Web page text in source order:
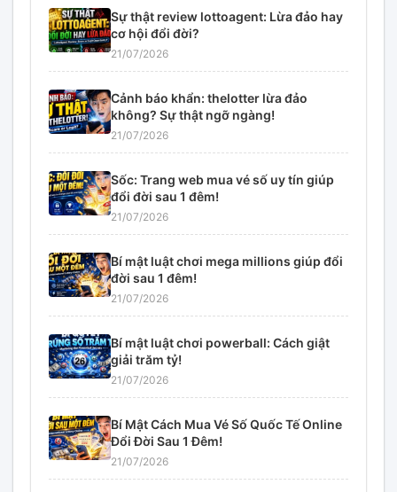
Sự thật review lottoagent: Lừa đảo hay
cơ hội đổi đời?
21/07/2026
Cảnh báo khẩn: thelotter lừa đảo
không? Sự thật ngỡ ngàng!
21/07/2026
Sốc: Trang web mua vé số uy tín giúp
đổi đời sau 1 đêm!
21/07/2026
Bí mật luật chơi mega millions giúp đổi
đời sau 1 đêm!
21/07/2026
Bí mật luật chơi powerball: Cách giật
giải trăm tỷ!
21/07/2026
Bí Mật Cách Mua Vé Số Quốc Tế Online
Đổi Đời Sau 1 Đêm!
21/07/2026